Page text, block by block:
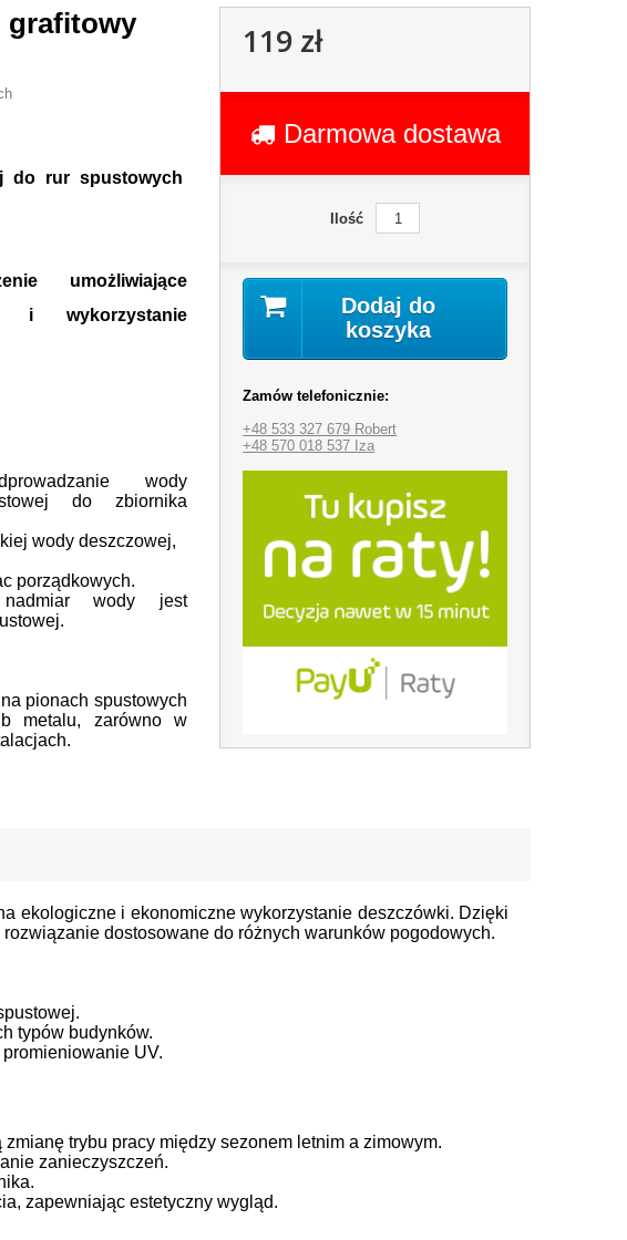
grafitowy
do rur spustowych
umożliwiające
i wykorzystanie
wody
do zbiornika
wody deszczowej,
porządkowych.
wody jest
pionach spustowych
metalu, zarówno w
119 zł
Darmowa dostawa
Ilość
Dodaj do
koszyka
Zamów telefonicznie:
+48 533 327 679 Robert
+48 570 018 537 Iza
ekologiczne i ekonomiczne wykorzystanie deszczówki. Dzięki
dostosowane do różnych warunków pogodowych.
typów budynków.
UV.
zmianę trybu pracy między sezonem letnim a zimowym.
zanieczyszczeń.
zapewniając estetyczny wygląd.